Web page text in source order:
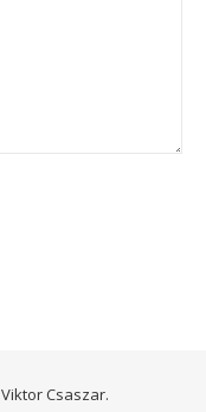
Viktor Csaszar.